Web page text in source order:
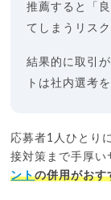
推薦すると「
てしまうリス
結果的に取引
トは社内選考
応募者1人ひとり
接対策まで手厚い
ントの併用がおす